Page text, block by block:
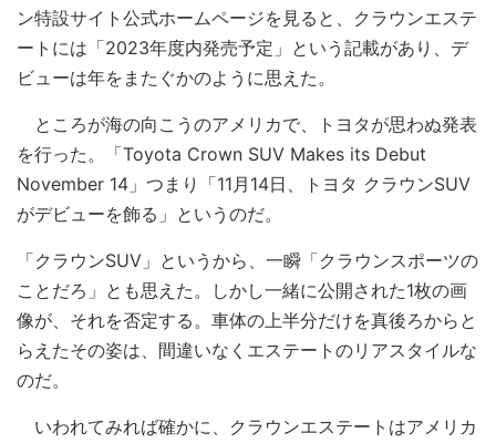
ン特設サイト公式ホームページを見ると、クラウンエステ
ートには「2023年度内発売予定」という記載があり、デ
ビューは年をまたぐかのように思えた。
ところが海の向こうのアメリカで、トヨタが思わぬ発表
を行った。「Toyota Crown SUV Makes its Debut
November 14」つまり「11月14日、トヨタ クラウンSUV
がデビューを飾る」というのだ。
「クラウンSUV」というから、一瞬「クラウンスポーツの
ことだろ」とも思えた。しかし一緒に公開された1枚の画
像が、それを否定する。車体の上半分だけを真後ろからと
らえたその姿は、間違いなくエステートのリアスタイルな
のだ。
いわれてみれば確かに、クラウンエステートはアメリカ